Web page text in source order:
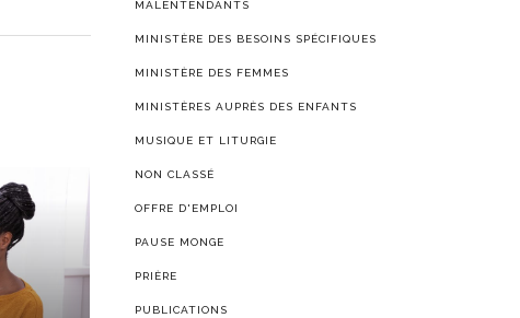
MALENTENDANTS
MINISTÈRE DES BESOINS SPÉCIFIQUES
MINISTÈRE DES FEMMES
MINISTÈRES AUPRÈS DES ENFANTS
MUSIQUE ET LITURGIE
NON CLASSÉ
OFFRE D'EMPLOI
PAUSE MONGE
PRIÈRE
PUBLICATIONS